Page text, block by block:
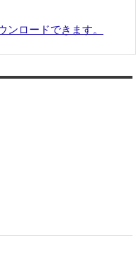
ロードできます。